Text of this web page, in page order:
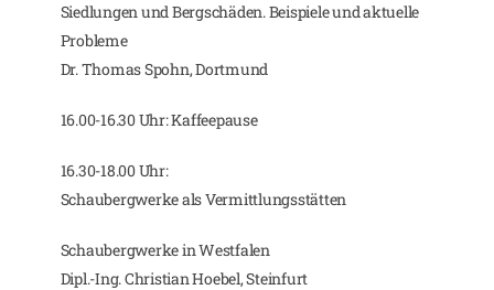
Siedlungen und Bergschäden. Beispiele und aktuelle
Probleme
Dr. Thomas Spohn, Dortmund
16.00-16.30 Uhr: Kaffeepause
16.30-18.00 Uhr:
Schaubergwerke als Vermittlungsstätten
Schaubergwerke in Westfalen
Dipl.-Ing. Christian Hoebel, Steinfurt